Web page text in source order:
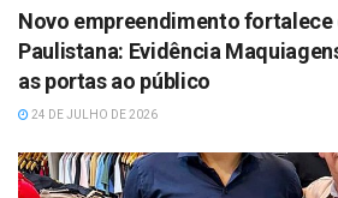
Novo empreendimento
Paulistana: Evidência
as portas ao público
24 DE JULHO DE 2026